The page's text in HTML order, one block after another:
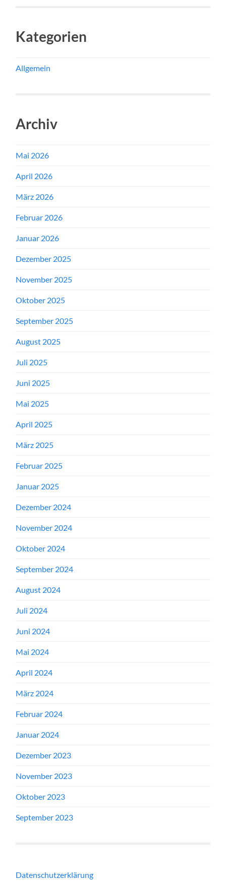
Kategorien
Allgemein
Archiv
Mai 2026
April 2026
März 2026
Februar 2026
Januar 2026
Dezember 2025
November 2025
Oktober 2025
September 2025
August 2025
Juli 2025
Juni 2025
Mai 2025
April 2025
März 2025
Februar 2025
Januar 2025
Dezember 2024
November 2024
Oktober 2024
September 2024
August 2024
Juli 2024
Juni 2024
Mai 2024
April 2024
März 2024
Februar 2024
Januar 2024
Dezember 2023
November 2023
Oktober 2023
September 2023
Datenschutzerklärung